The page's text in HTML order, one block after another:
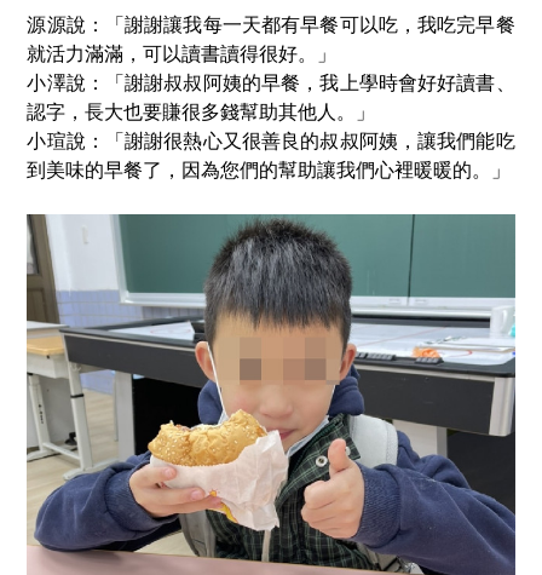
源源說：「謝謝讓我每一天都有早餐可以吃，我吃完早餐
就活力滿滿，可以讀書讀得很好。」
小澤說：「謝謝叔叔阿姨的早餐，我上學時會好好讀書、
認字，長大也要賺很多錢幫助其他人。」
小瑄說：「謝謝很熱心又很善良的叔叔阿姨，讓我們能吃
到美味的早餐了，因為您們的幫助讓我們心裡暖暖的。」